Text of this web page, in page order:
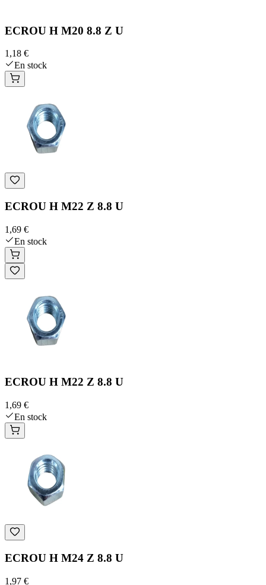
ECROU H M20 8.8 Z U
1,18 €
En stock
ECROU H M22 Z 8.8 U
1,69 €
En stock
ECROU H M22 Z 8.8 U
1,69 €
En stock
ECROU H M24 Z 8.8 U
1,97 €